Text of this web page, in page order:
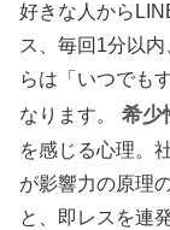
好きな人から
ス、毎回1分以
らは「いつでも
なります。
希少
を感じる心理。
が影響力の原理
と、即レスを連